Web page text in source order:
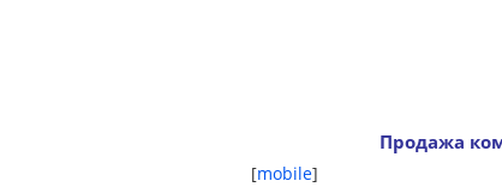
Продажа
[mobile]